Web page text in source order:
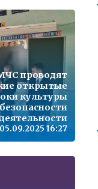
проводят
открытые
культуры
безопасности
05.09.2025 16:27